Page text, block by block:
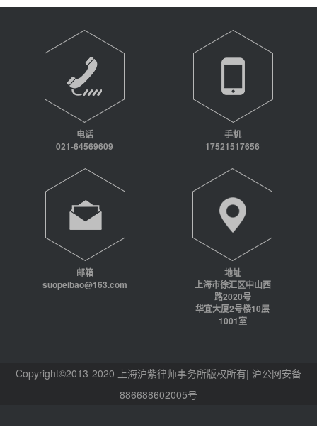
电话
021-64569609
手机
17521517656
邮箱
suopeibao@163.com
地址
上海市徐汇区中山西
路2020号
华宜大厦2号楼10层
1001室
Copyright©2013-2020 上海沪紫律师事务所版权所有| 沪公网安备
886688602005号